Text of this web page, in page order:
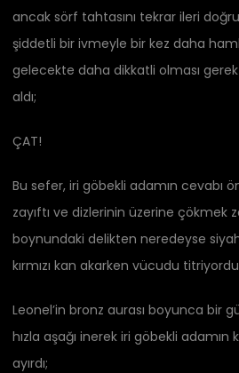
ancak sörf tahtasını tekrar ileri
şiddetli bir ivmeyle bir kez daha
gelecekte daha dikkatli olması
aldı;
ÇAT!
Bu sefer, iri göbekli adamın cevabı
zayıftı ve dizlerinin üzerine çökmek
boynundaki delikten neredeyse
kırmızı kan akarken vücudu
Leonel’in bronz aurası boyunca bir
hızla aşağı inerek iri göbekli adamın
ayırdı;